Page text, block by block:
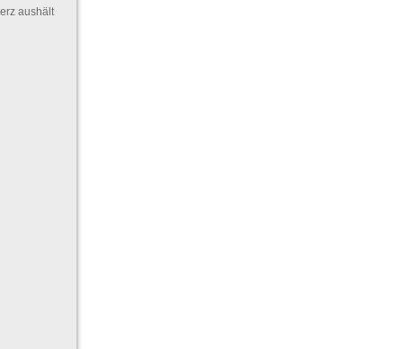
aushält